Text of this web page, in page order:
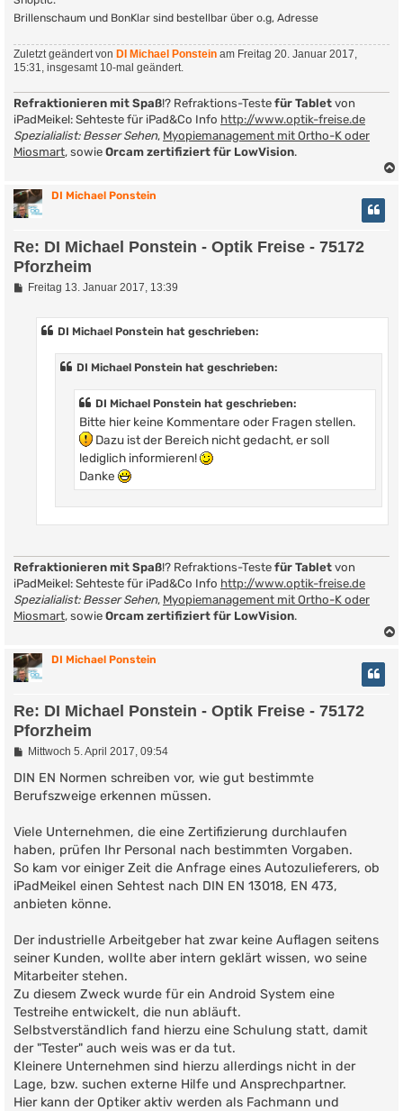
Brillenschaum und BonKlar sind bestellbar über o.g, Adresse
Zuletzt geändert von DI Michael Ponstein am Freitag 20. Januar 2017,
15:31, insgesamt 10-mal geändert.
Refraktionieren mit Spaß!? Refraktions-Teste für Tablet von
iPadMeikel: Sehteste für iPad&Co Info http://www.optik-freise.de
Spezialialist: Besser Sehen, Myopiemanagement mit Ortho-K oder
Miosmart, sowie Orcam zertifiziert für LowVision.
DI Michael Ponstein
Re: DI Michael Ponstein - Optik Freise - 75172
Pforzheim
BFreitag 13. Januar 2017, 13:39
DI Michael Ponstein hat geschrieben:
DI Michael Ponstein hat geschrieben:
DI Michael Ponstein hat geschrieben:
Bitte hier keine Kommentare oder Fragen stellen.
Dazu ist der Bereich nicht gedacht, er soll
lediglich informieren!
Danke
Refraktionieren mit Spaß!? Refraktions-Teste für Tablet von
iPadMeikel: Sehteste für iPad&Co Info http://www.optik-freise.de
Spezialialist: Besser Sehen, Myopiemanagement mit Ortho-K oder
Miosmart, sowie Orcam zertifiziert für LowVision.
DI Michael Ponstein
Re: DI Michael Ponstein - Optik Freise - 75172
Pforzheim
B
i
r
g
Mittwoch 5. April 2017, 09:54
DIN EN Normen schreiben vor, wie gut bestimmte
Berufszweige erkennen müssen.
Viele Unternehmen, die eine Zertifizierung durchlaufen
haben, prüfen Ihr Personal nach bestimmten Vorgaben.
So kam vor einiger Zeit die Anfrage eines Autozulieferers, ob
iPadMeikel einen Sehtest nach DIN EN 13018, EN 473,
anbieten könne.
Der industrielle Arbeitgeber hat zwar keine Auflagen seitens
seiner Kunden, wollte aber intern geklärt wissen, wo seine
Mitarbeiter stehen.
Zu diesem Zweck wurde für ein Android System eine
Testreihe entwickelt, die nun abläuft.
Selbstverständlich fand hierzu eine Schulung statt, damit
der "Tester" auch weis was er da tut.
Kleinere Unternehmen sind hierzu allerdings nicht in der
Lage, bzw. suchen externe Hilfe und Ansprechpartner.
Hier kann der Optiker aktiv werden als Fachmann und